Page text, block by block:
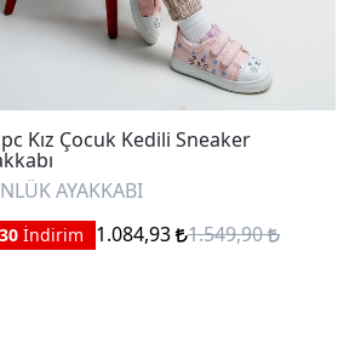
Kız Çocuk Kedili Sneaker
AYAKKABI
İndirim 1.084,93 1.549,90